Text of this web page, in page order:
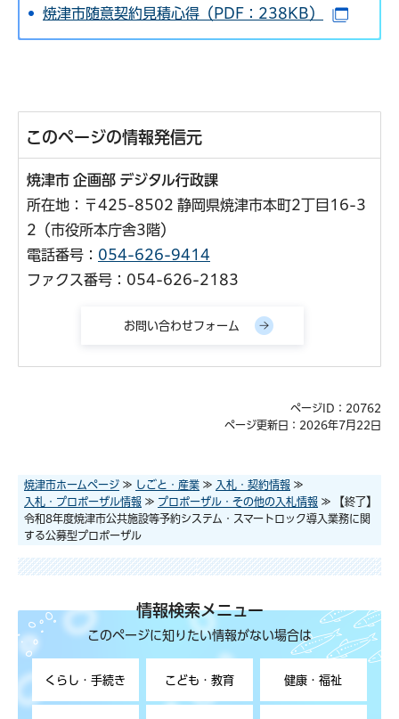
焼津市随意契約見積心得（PDF：238KB）
このページの情報発信元
焼津市 企画部 デジタル行政課
所在地：〒425-8502 静岡県焼津市本町2丁目16-3
2（市役所本庁舎3階）
電話番号： 054-626-9414
ファクス番号：054-626-2183
ページID：20762
ページ更新日：2026年7月22日
焼津市ホームページ ≫ しごと・産業 ≫ 入札・契約情報 ≫
入札・プロポーザル情報 ≫ プロポーザル・その他の入札情報 ≫ 【終了】
令和8年度焼津市公共施設等予約システム・スマートロック導入業務に関
する公募型プロポーザル
情報検索メニュー
このページに知りたい情報がない場合は
くらし・手続き こども・教育 健康・福祉